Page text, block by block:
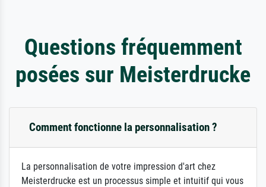
Questions fréquemment
posées sur Meisterdrucke
Comment fonctionne la personnalisation ?
La personnalisation de votre impression d'art chez
Meisterdrucke est un processus simple et intuitif qui vous